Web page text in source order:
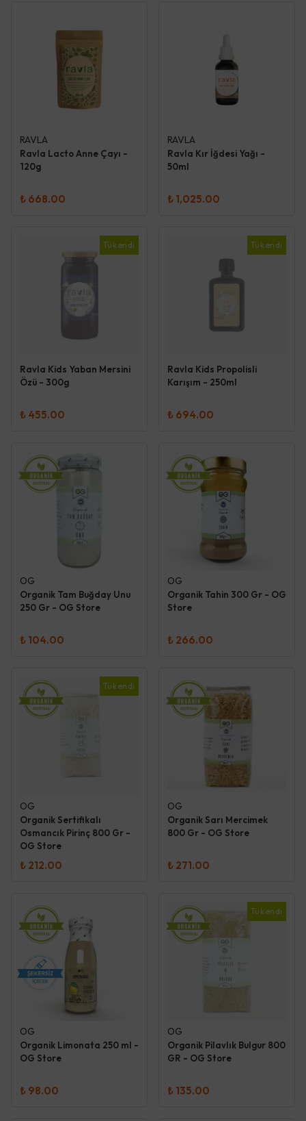
RAVLA
Ravla Lacto Anne Çayı -
120g
₺ 668.00
RAVLA
Ravla Kır İğdesi Yağı -
50ml
₺ 1,025.00
Tükendi
Ravla Kids Yaban Mersini
Özü - 300g
₺ 455.00
Tükendi
Ravla Kids Propolisli
Karışım - 250ml
₺ 694.00
OG
Organik Tam Buğday Unu
250 Gr - OG Store
₺ 104.00
OG
Organik Tahin 300 Gr - OG
Store
₺ 266.00
Tükendi
OG
Organik Sertifikalı
Osmancık Pirinç 800 Gr -
OG Store
₺ 212.00
OG
Organik Sarı Mercimek
800 Gr - OG Store
₺ 271.00
OG
Organik Limonata 250 ml -
OG Store
₺ 98.00
Tükendi
OG
Organik Pilavlık Bulgur 800
GR - OG Store
₺ 135.00